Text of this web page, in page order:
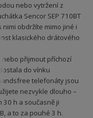
nebo vytržení z
Sencor SEP 710BT
obdržíte mimo jiné i
klasického drátového
přijmout příchozí
do vínku
telefonáty jsou
nezvykle dlouho –
30 h a současně ji
a to za pouhé 3 h.